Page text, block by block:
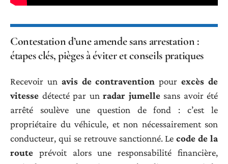
Contestation d’une amende sans arrestation :
étapes clés, pièges à éviter et conseils pratiques
Recevoir un avis de contravention pourexcès de
vitesse détecté par un radar jumellesans avoir été
arrêté soulève une question de fond : c’est le
propriétaire du véhicule, et non nécessairement son
conducteur, qui se retrouve sanctionné. Lecode de la
route prévoit alors une responsabilité financière,